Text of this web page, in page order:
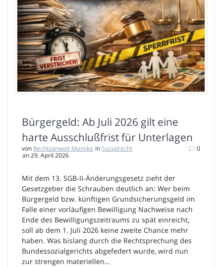
Bürgergeld: Ab Juli 2026 gilt eine
harte Ausschlußfrist für Unterlagen
von Rechtsanwalt Manske inSozialrecht
an 29. April 2026
0
Mit dem 13. SGB‑II‑Änderungsgesetz zieht der
Gesetzgeber die Schrauben deutlich an: Wer beim
Bürgergeld bzw. künftigen Grundsicherungsgeld im
Falle einer vorläufigen Bewilligung Nachweise nach
Ende des Bewilligungszeitraums zu spät einreicht,
soll ab dem 1. Juli 2026 keine zweite Chance mehr
haben. Was bislang durch die Rechtsprechung des
Bundessozialgerichts abgefedert wurde, wird nun
zur strengen materiellen…